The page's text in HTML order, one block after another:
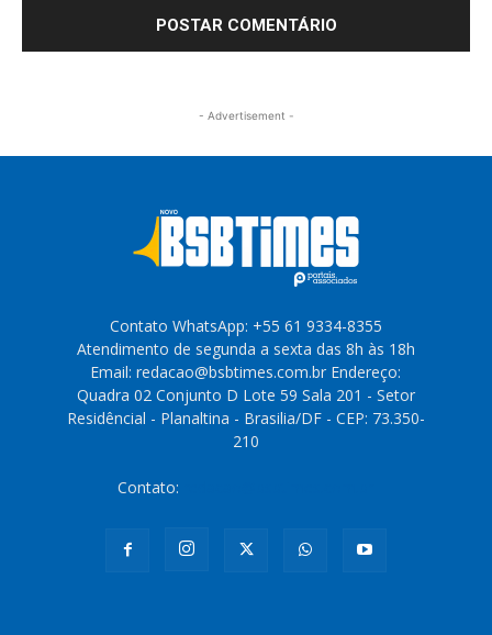
- Advertisement -
Contato WhatsApp: +55 61 9334-8355
Atendimento de segunda a sexta das 8h às 18h
Email: redacao@bsbtimes.com.br Endereço:
Quadra 02 Conjunto D Lote 59 Sala 201 - Setor
Residêncial - Planaltina - Brasilia/DF - CEP: 73.350-
210
Contato: